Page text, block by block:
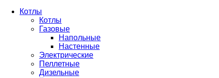
Котлы
Котлы
Газовые
Напольные
Настенные
Электрические
Пеллетные
Дизельные